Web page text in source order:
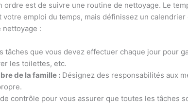
ordre est de suivre une routine de nettoyage. Le
emploi du temps, mais définissez un
nettoyage :
tâches que vous devez effectuer chaque jour pour
les toilettes, etc.
de la famille : Désignez des responsabilités aux
contrôle pour vous assurer que toutes les tâches